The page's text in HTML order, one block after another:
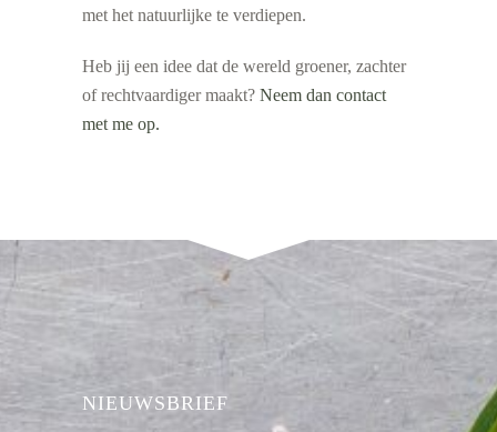
met het natuurlijke te verdiepen.
Heb jij een idee dat de wereld groener, zachter
of rechtvaardiger maakt? Neem dan contact
met me op.
NIEUWSBRIEF